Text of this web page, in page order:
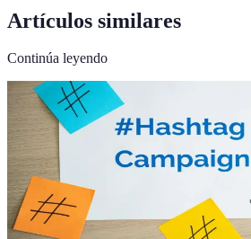
Artículos similares
Continúa leyendo